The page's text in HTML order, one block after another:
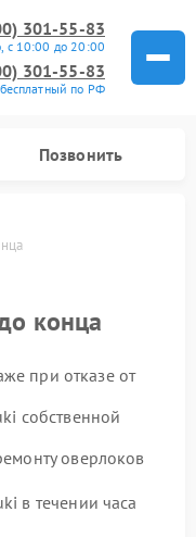
301-55-83
с 10:00 до 20:00
301-55-83
по РФ
Позвонить
конца
при отказе от
собственной
оверлоков
в течении часа